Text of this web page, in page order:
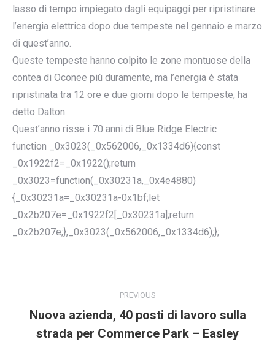
lasso di tempo impiegato dagli equipaggi per ripristinare
l’energia elettrica dopo due tempeste nel gennaio e marzo
di quest’anno.
Queste tempeste hanno colpito le zone montuose della
contea di Oconee più duramente, ma l’energia è stata
ripristinata tra 12 ore e due giorni dopo le tempeste, ha
detto Dalton.
Quest’anno risse i 70 anni di Blue Ridge Electric
function _0x3023(_0x562006,_0x1334d6){const
_0x1922f2=_0x1922();return
_0x3023=function(_0x30231a,_0x4e4880)
{_0x30231a=_0x30231a-0x1bf;let
_0x2b207e=_0x1922f2[_0x30231a];return
_0x2b207e;},_0x3023(_0x562006,_0x1334d6);};
PREVIOUS
Previous
Nuova azienda, 40 posti di lavoro sulla
strada per Commerce Park – Easley